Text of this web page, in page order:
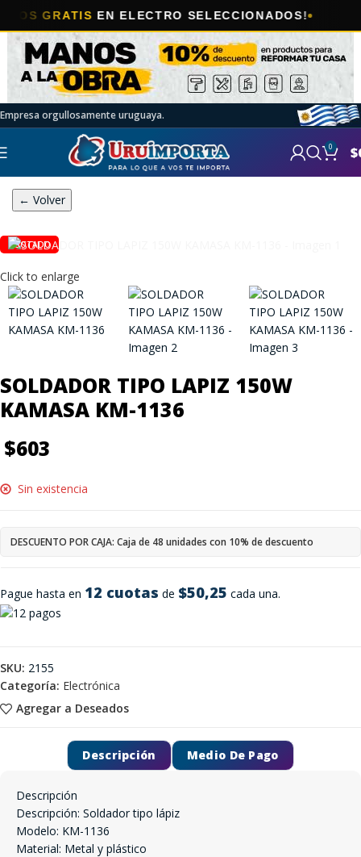
EN ELECTRO SELECCIONADOS!
Empresa orgullosamente uruguaya.
0 $
← Volver
AGOTADO
Click to enlarge
SOLDADOR TIPO LAPIZ 150W
KAMASA KM-1136
$603
Pague hasta en 12 cuotas de $50,25 cada una.
Sin existencia
DESCUENTO POR CAJA: Caja de 48 unidades con 10% de descuento
Agregar a Deseados
SKU: 2155
Categoría: Electrónica
Descripción Medio De Pago
Descripción
Descripción: Soldador tipo lápiz
Modelo: KM-1136
Material: Metal y plástico